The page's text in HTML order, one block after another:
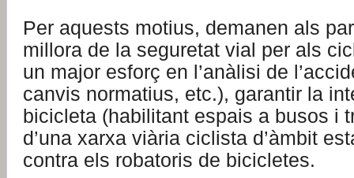
Per aquests motius, demanen als
millora de la seguretat vial per als
un major esforç en l’anàlisi de
canvis normatius, etc.), garantir la
bicicleta (habilitant espais a busos i
d’una xarxa viària ciclista d’àmbit
contra els robatoris de bicicletes.